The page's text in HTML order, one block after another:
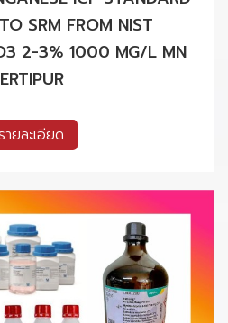
SRM FROM NIST
2-3% 1000 MG/L MN
ายละเอียด